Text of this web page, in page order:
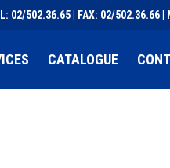
02/502.36.65 | FAX: 02/502.36.66 |
CATALOGUE